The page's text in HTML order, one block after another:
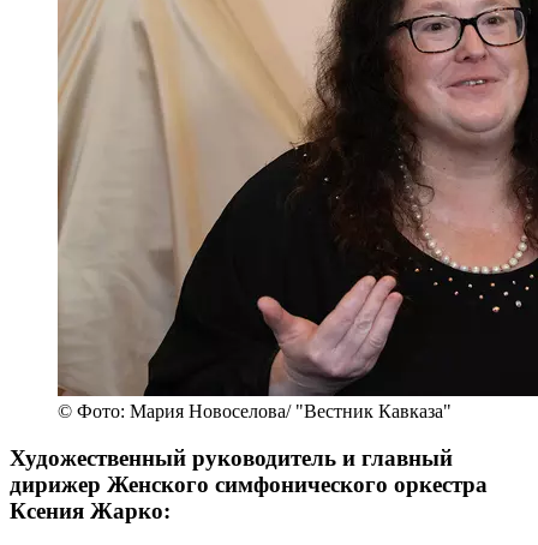
© Фото: Мария Новоселова/ "Вестник Кавказа"
Художественный руководитель и главный
дирижер Женского симфонического оркестра
Ксения Жарко: